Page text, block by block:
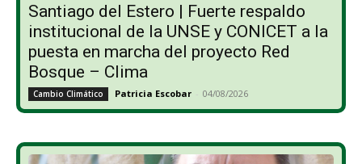
Santiago del Estero | Fuerte respaldo
institucional de la UNSE y CONICET a la
puesta en marcha del proyecto Red
Bosque – Clima
Cambio Climático Patricia Escobar - 04/08/2026